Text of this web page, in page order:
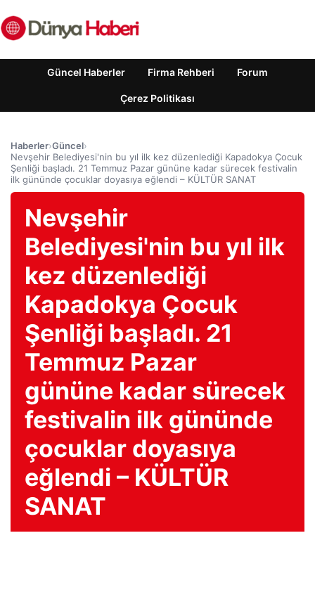
Güncel Haberler Firma Rehberi Forum
Çerez Politikası
Haberler›Güncel›
Nevşehir Belediyesi'nin bu yıl ilk kez düzenlediği Kapadokya Çocuk
Şenliği başladı. 21 Temmuz Pazar gününe kadar sürecek festivalin
ilk gününde çocuklar doyasıya eğlendi – KÜLTÜR SANAT
Nevşehir
Belediyesi'nin bu yıl ilk
kez düzenlediği
Kapadokya Çocuk
Şenliği başladı. 21
Temmuz Pazar
gününe kadar sürecek
festivalin ilk gününde
çocuklar doyasıya
eğlendi – KÜLTÜR
SANAT